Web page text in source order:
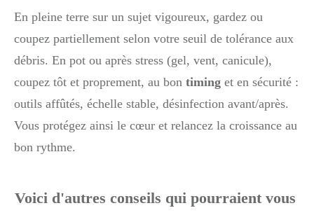
En pleine terre sur un sujet vigoureux, gardez ou
coupez partiellement selon votre seuil de tolérance aux
débris. En pot ou après stress (gel, vent, canicule),
coupez tôt et proprement, au bon timing et en sécurité :
outils affûtés, échelle stable, désinfection avant/après.
Vous protégez ainsi le cœur et relancez la croissance au
bon rythme.
Voici d'autres conseils qui pourraient vous